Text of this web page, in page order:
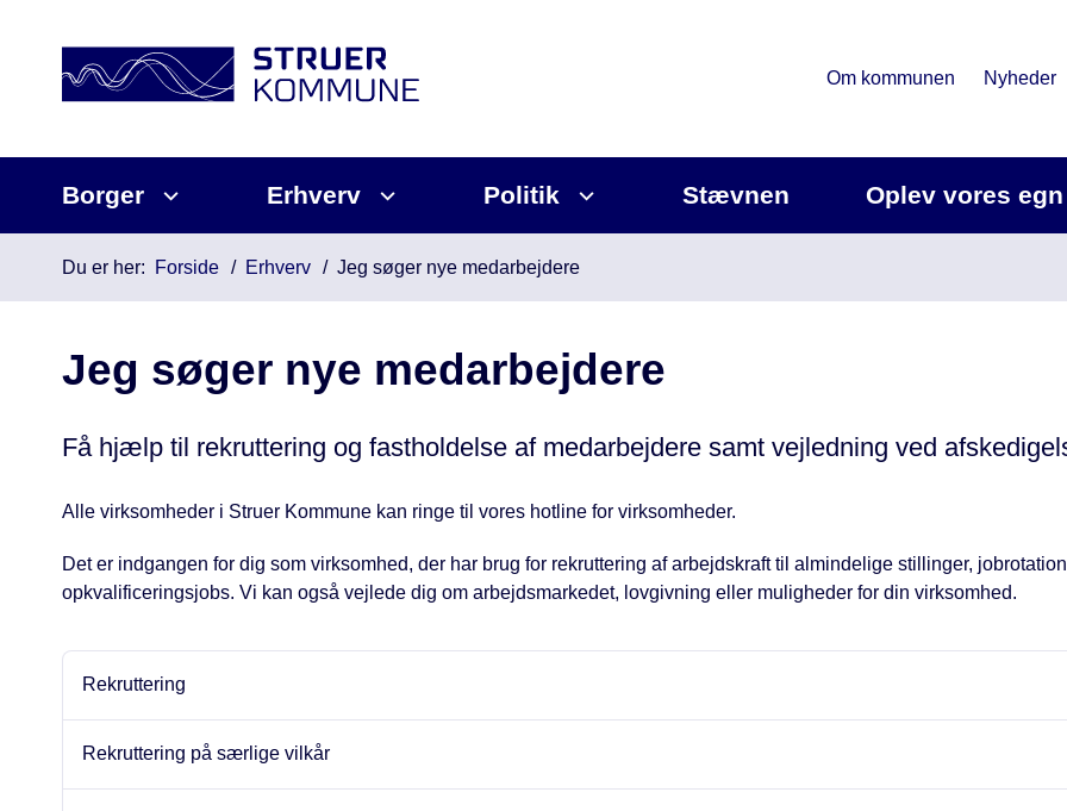
Om kommunen Nyheder
Borger Erhverv Politik Stævnen Oplev vores egn
Du er her: Forside Erhverv Jeg søger nye medarbejdere
Jeg søger nye medarbejdere
Få hjælp til rekruttering og fastholdelse af medarbejdere samt vejledning ved
Alle virksomheder i Struer Kommune kan ringe til vores hotline for virksomheder.
Det er indgangen for dig som virksomhed, der har brug for rekruttering af arbejdskraft til almindelige stillinger,
opkvalificeringsjobs. Vi kan også vejlede dig om arbejdsmarkedet, lovgivning eller muligheder for din virksomhed.
Rekruttering
Rekruttering på særlige vilkår